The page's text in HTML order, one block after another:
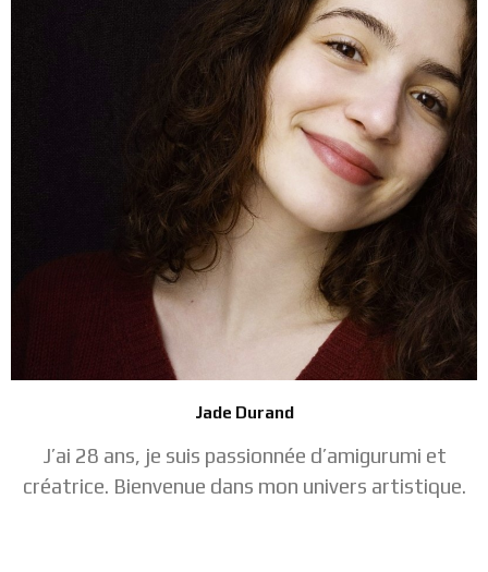
Jade Durand
J’ai 28 ans, je suis passionnée d’amigurumi et
créatrice. Bienvenue dans mon univers artistique.